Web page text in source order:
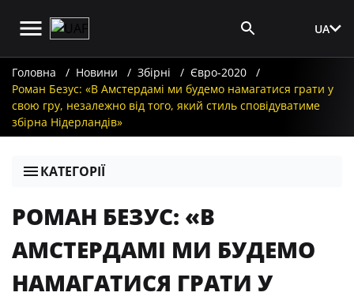
UA
Головна Новини Збірні
Євро-2020
Роман Безус: «В Амстердамі ми будемо намагатися грати у
свою гру, незалежно від того, який стиль сповідуватиме
збірна Нідерландів»
КАТЕГОРІЇ
РОМАН БЕЗУС: «В
АМСТЕРДАМІ МИ БУДЕМО
НАМАГАТИСЯ ГРАТИ У